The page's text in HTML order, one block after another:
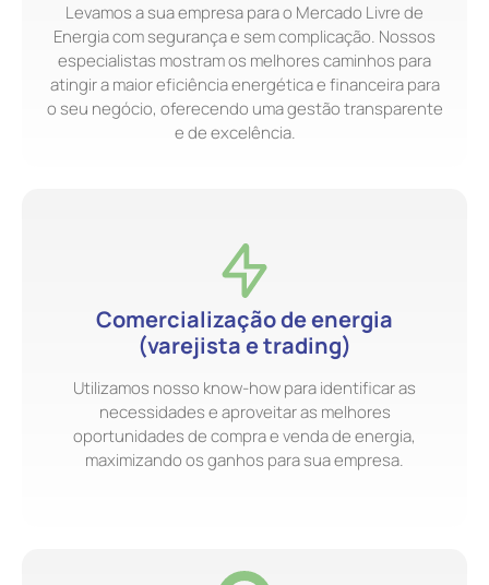
Levamos a sua empresa para o Mercado Livre de
Energia com segurança e sem complicação. Nossos
especialistas mostram os melhores caminhos para
atingir a maior eficiência energética e financeira para
o seu negócio, oferecendo uma gestão transparente
e de excelência.
Comercialização de energia
(varejista e trading)
Utilizamos nosso know-how para identificar as
necessidades e aproveitar as melhores
oportunidades de compra e venda de energia,
maximizando os ganhos para sua empresa.